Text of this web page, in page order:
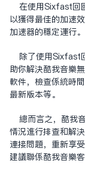
在使用Sixfast回
以获得最佳的加速
加速器的稳定运行。
除了使用Sixfast
助你解决酷我音乐
软件，检查系统时
最新版本等。
总而言之，酷我
情况进行排查和解
连接问题，重新享
建议联系酷我音乐